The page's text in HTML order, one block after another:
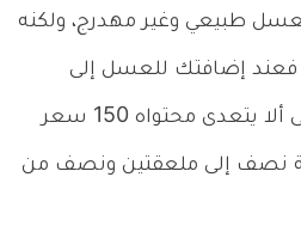
طبيعي وغير مهدرج، ولكنه
فعند إضافتك للعسل إلى
النظام الغذائي احرص على ألا يتعدى محتواه 150 سعر
نصف إلى ملعقتين ونصف من